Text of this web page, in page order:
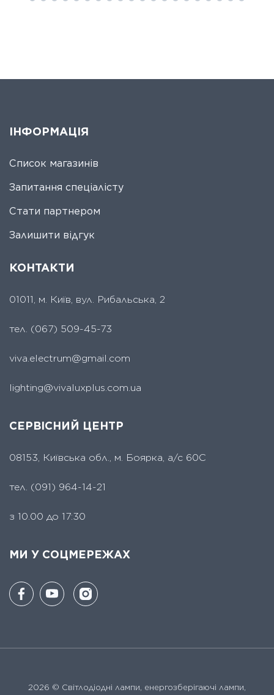
ІНФОРМАЦІЯ
Список магазинів
Запитання спеціалісту
Стати партнером
Залишити відгук
КОНТАКТИ
01011, м. Київ, вул. Рибальська, 2
тел. (067) 509-45-73
viva.electrum@gmail.com
lighting@vivaluxplus.com.ua
СЕРВІСНИЙ ЦЕНТР
08153, Київська обл., м. Боярка, а/с 60С
тел. (091) 964-14-21
з 10.00 до 17:30
МИ У СОЦМЕРЕЖАХ
2026 © Світлодіодні лампи, енергозберігаючі лампи,